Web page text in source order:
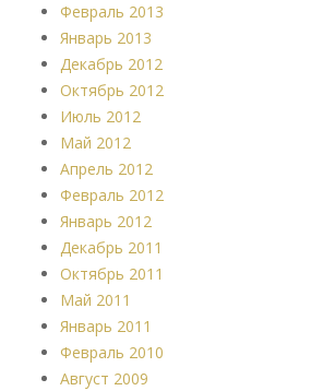
Февраль 2013
Январь 2013
Декабрь 2012
Октябрь 2012
Июль 2012
Май 2012
Апрель 2012
Февраль 2012
Январь 2012
Декабрь 2011
Октябрь 2011
Май 2011
Январь 2011
Февраль 2010
Август 2009